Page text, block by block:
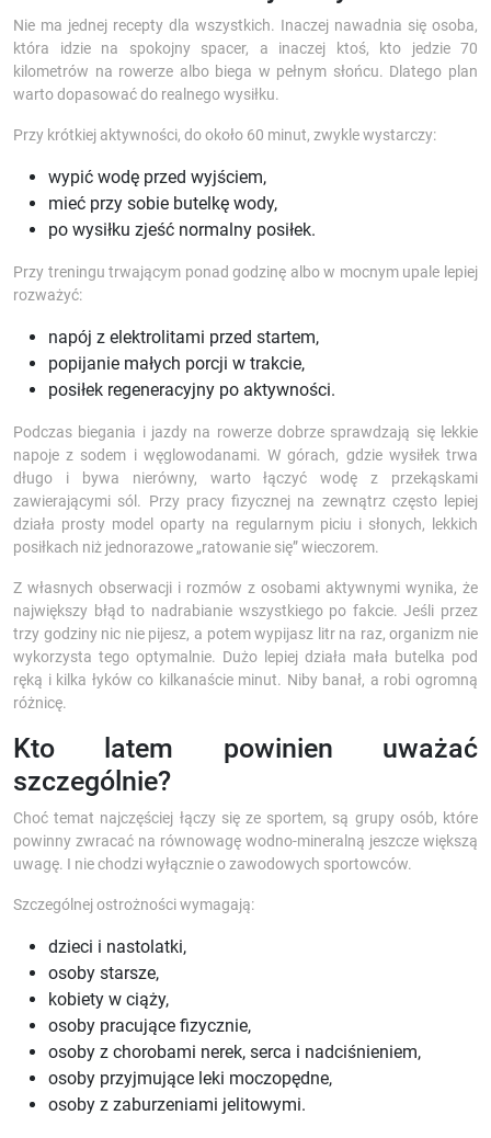
Nie ma jednej recepty dla wszystkich. Inaczej nawadnia się osoba,
która idzie na spokojny spacer, a inaczej ktoś, kto jedzie 70
kilometrów na rowerze albo biega w pełnym słońcu. Dlatego plan
warto dopasować do realnego wysiłku.
Przy krótkiej aktywności, do około 60 minut, zwykle wystarczy:
wypić wodę przed wyjściem,
mieć przy sobie butelkę wody,
po wysiłku zjeść normalny posiłek.
Przy treningu trwającym ponad godzinę albo w mocnym upale lepiej
rozważyć:
napój z elektrolitami przed startem,
popijanie małych porcji w trakcie,
posiłek regeneracyjny po aktywności.
Podczas biegania i jazdy na rowerze dobrze sprawdzają się lekkie
napoje z sodem i węglowodanami. W górach, gdzie wysiłek trwa
długo i bywa nierówny, warto łączyć wodę z przekąskami
zawierającymi sól. Przy pracy fizycznej na zewnątrz często lepiej
działa prosty model oparty na regularnym piciu i słonych, lekkich
posiłkach niż jednorazowe „ratowanie się” wieczorem.
Z własnych obserwacji i rozmów z osobami aktywnymi wynika, że
największy błąd to nadrabianie wszystkiego po fakcie. Jeśli przez
trzy godziny nic nie pijesz, a potem wypijasz litr na raz, organizm nie
wykorzysta tego optymalnie. Dużo lepiej działa mała butelka pod
ręką i kilka łyków co kilkanaście minut. Niby banał, a robi ogromną
różnicę.
Kto latem powinien uważać
szczególnie?
Choć temat najczęściej łączy się ze sportem, są grupy osób, które
powinny zwracać na równowagę wodno-mineralną jeszcze większą
uwagę. I nie chodzi wyłącznie o zawodowych sportowców.
Szczególnej ostrożności wymagają:
dzieci i nastolatki,
osoby starsze,
kobiety w ciąży,
osoby pracujące fizycznie,
osoby z chorobami nerek, serca i nadciśnieniem,
osoby przyjmujące leki moczopędne,
osoby z zaburzeniami jelitowymi.